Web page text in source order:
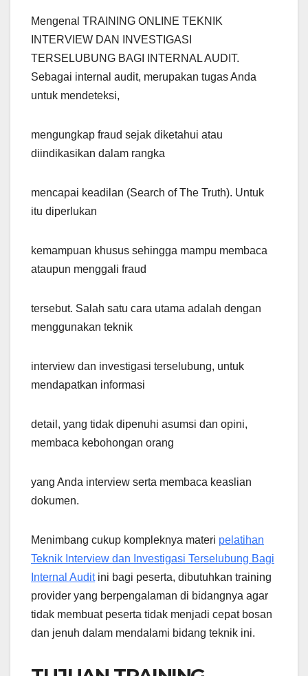
Mengenal TRAINING ONLINE TEKNIK
INTERVIEW DAN INVESTIGASI
TERSELUBUNG BAGI INTERNAL AUDIT.
Sebagai internal audit, merupakan tugas Anda
untuk mendeteksi,
mengungkap fraud sejak diketahui atau
diindikasikan dalam rangka
mencapai keadilan (Search of The Truth). Untuk
itu diperlukan
kemampuan khusus sehingga mampu membaca
ataupun menggali fraud
tersebut. Salah satu cara utama adalah dengan
menggunakan teknik
interview dan investigasi terselubung, untuk
mendapatkan informasi
detail, yang tidak dipenuhi asumsi dan opini,
membaca kebohongan orang
yang Anda interview serta membaca keaslian
dokumen.
Menimbang cukup kompleknya materi pelatihan
Teknik Interview dan Investigasi Terselubung Bagi
Internal Auditini bagi peserta, dibutuhkan training
provider yang berpengalaman di bidangnya agar
tidak membuat peserta tidak menjadi cepat bosan
dan jenuh dalam mendalami bidang teknik ini.